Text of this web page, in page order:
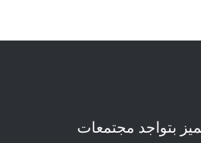
بتواجد مجتمعات